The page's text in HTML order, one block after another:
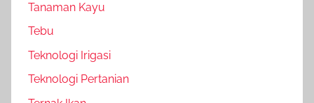
Tanaman Kayu
Tebu
Teknologi Irigasi
Teknologi Pertanian